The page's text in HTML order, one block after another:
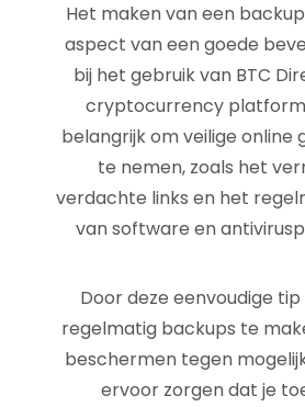
Het maken van een
aspect van een goede
bij het gebruik van BTC
cryptocurrency
belangrijk om veilige online
te nemen, zoals het
verdachte links en het
van software en
Door deze eenvoudige
regelmatig backups te
beschermen tegen
ervoor zorgen dat je